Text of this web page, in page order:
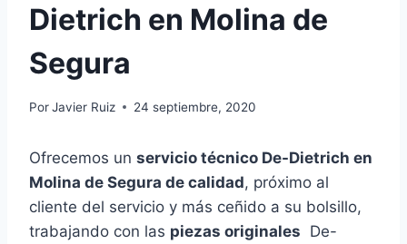
Dietrich en Molina de
Segura
PorJavier Ruiz 24 septiembre, 2020
Ofrecemos un servicio técnico De-Dietrich en
Molina de Segura de calidad, próximo al
cliente del servicio y más ceñido a su bolsillo,
trabajando con las piezas originales De-